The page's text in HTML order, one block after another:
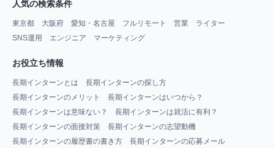
人気の検索条件
東京都 大阪府 愛知・名古屋 フルリモート 営業
ライター
SNS運用
エンジニア マーケティング
お役立ち情報
長期インターンとは
長期インターンの探し方
長期インターンのメリット
長期インターンはいつから？
長期インターンは意味ない？
長期インターンは就活に有利？
長期インターンの面接対策
長期インターンの志望動機
長期インターンの履歴書の書き方
長期インターンの応募メール